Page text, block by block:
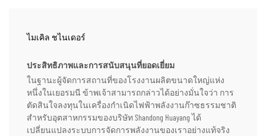
ไมเคิล ชไนเดอร์
ประสิทธิภาพและการสนับสนุนที่ยอดเยี่ยม
ในฐานะผู้จัดการสถานที่ของโรงงานผลิตขนาดใหญ่แห่ง
หนึ่งในเยอรมนี ข้าพเจ้าสามารถกล่าวได้อย่างมั่นใจว่า การ
ตัดสินใจลงทุนในเครื่องกำเนิดไฟฟ้าพลังงานก๊าซธรรมชาติ
สำหรับอุตสาหกรรมของบริษัท Shandong Huayang ได้
เปลี่ยนแปลงระบบการจัดการพลังงานของเราอย่างแท้จริง